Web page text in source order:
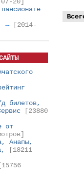
→
[2014-
билетов,
[23880
от
Анапы,
[18211
[15756